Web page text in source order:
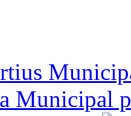
Municipal